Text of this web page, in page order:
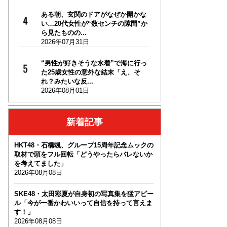
ある朝、玄関のドアがなぜか開かな
い…20代女性が“数センチの隙間”か
ら見たものの...
2026年07月31日
“男性が好きそうな水着”で海に行っ
た25歳女性の意外な結末「え、そ
れ？みたいな反...
2026年08月01日
新着記事
HKT48・石橋颯、グループ15周年記念ムックの
取材で頭をフル回転「どうやったらバレないか
を考えてました」
2026年08月08日
SKE48・太田彩夏が自身初の写真集を猛アピー
ル「今が一番かわいいって自信を持って言えま
す！」
2026年08月08日